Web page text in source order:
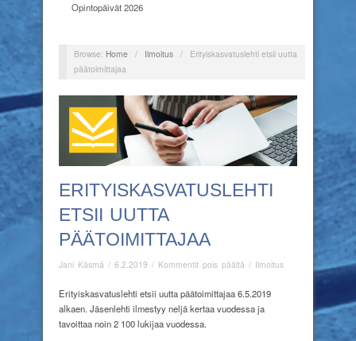
Opintopäivät 2026
Browse: Home / Ilmoitus /
Erityiskasvatuslehti etsii uutta
päätoimittajaa
ERITYISKASVATUSLEHTI
ETSII UUTTA
PÄÄTOIMITTAJAA
Jani Käsmä / 6.2.2019 / Kommentit pois päältä artikkelissa
etsii
uutta
/ Ilmoitus
Erityiskasvatuslehti etsii uutta päätoimittajaa 6.5.2019
alkaen. Jäsenlehti ilmestyy neljä kertaa vuodessa ja
tavoittaa noin 2 100 lukijaa vuodessa.